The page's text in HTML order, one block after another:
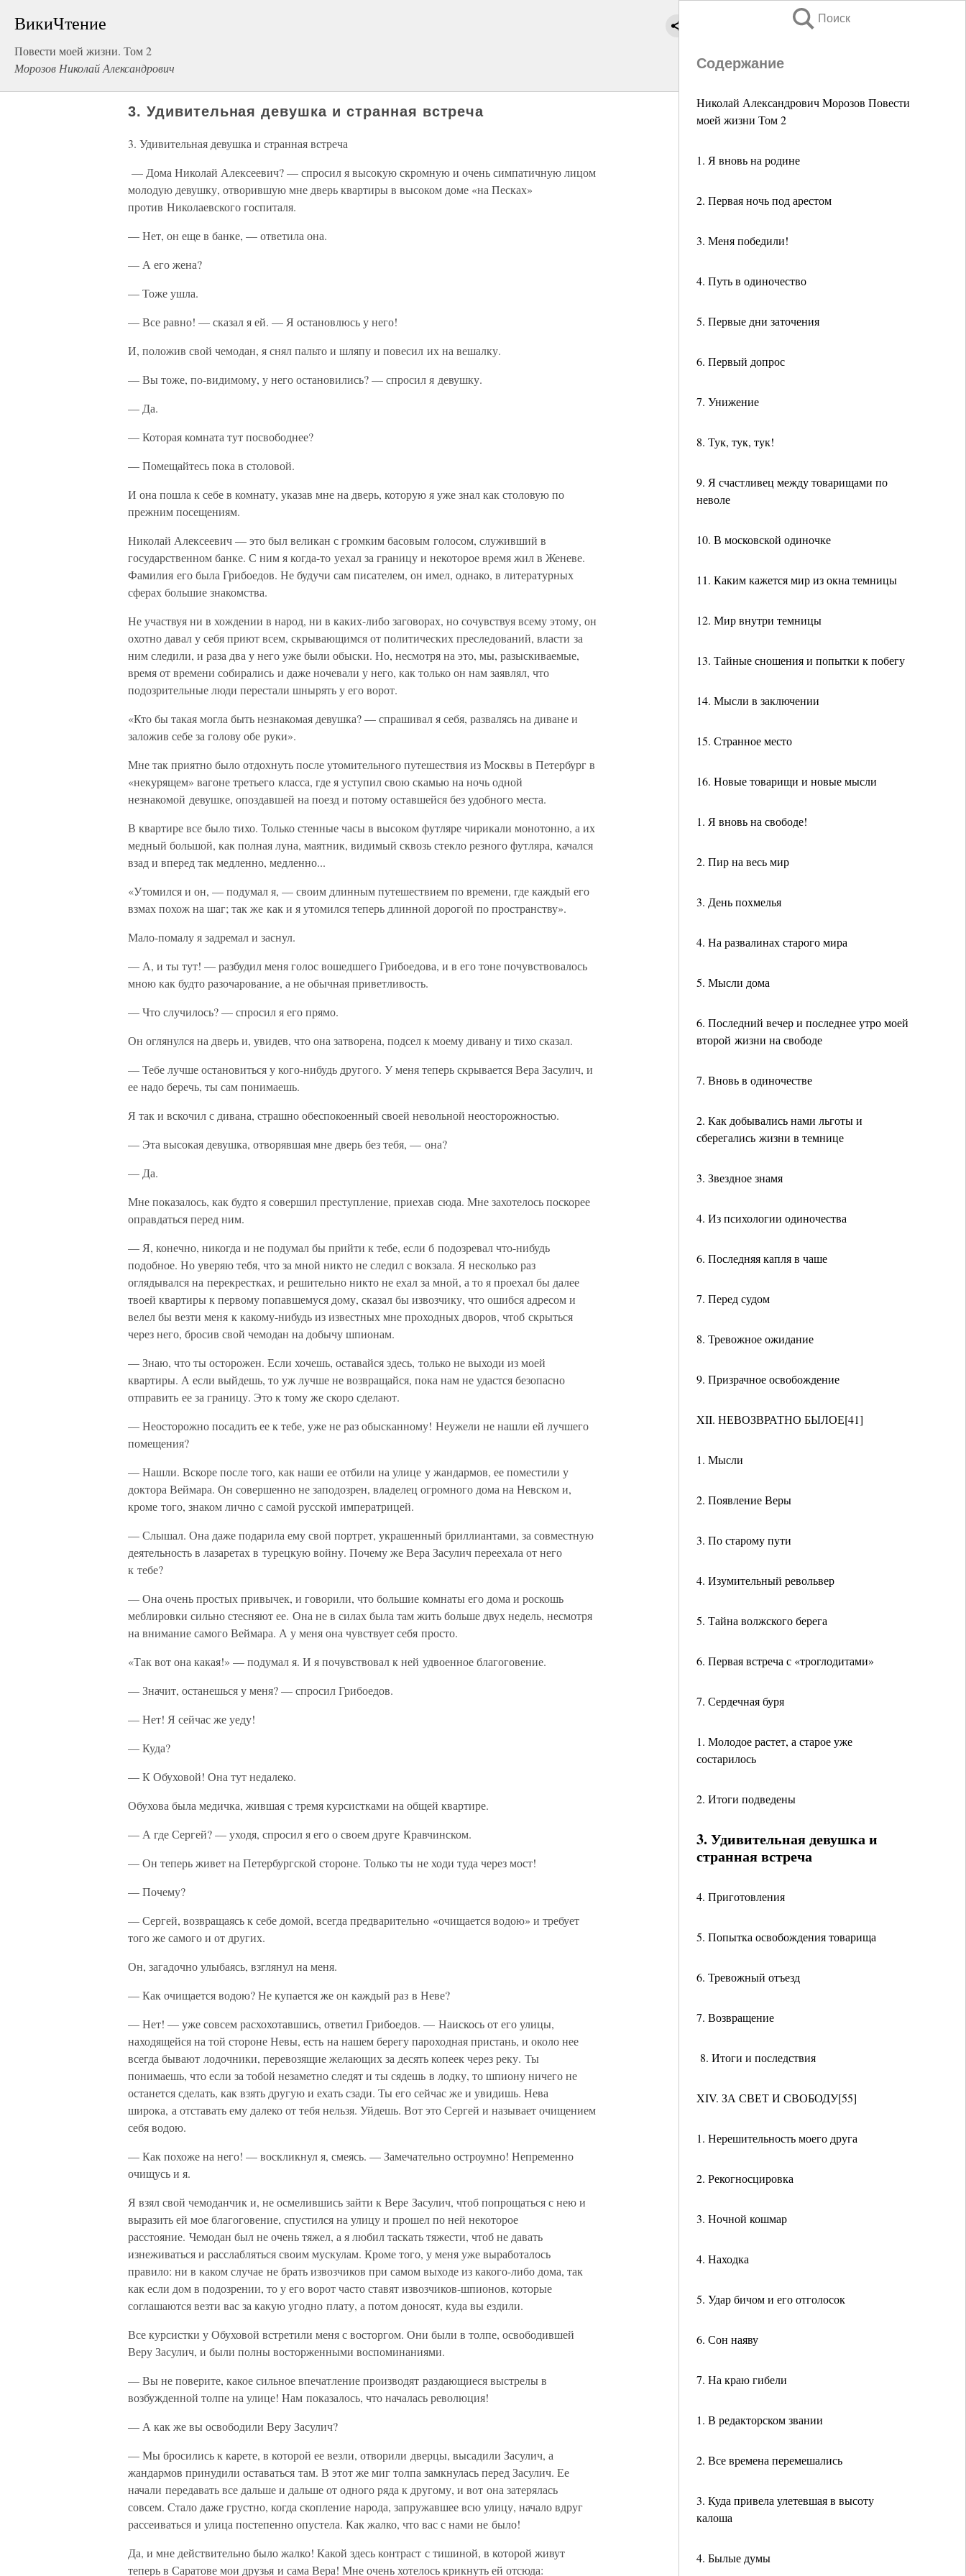
ВикиЧтение
Повести моей жизни. Том 2
Морозов Николай Александрович
Поиск
Содержание
Николай Александрович Морозов Повести
моей жизни Том 2
1. Я вновь на родине
2. Первая ночь под арестом
3. Меня победили!
4. Путь в одиночество
5. Первые дни заточения
6. Первый допрос
7. Унижение
8. Тук, тук, тук!
9. Я счастливец между товарищами по
неволе
10. В московской одиночке
11. Каким кажется мир из окна темницы
12. Мир внутри темницы
13. Тайные сношения и попытки к побегу
14. Мысли в заключении
15. Странное место
16. Новые товарищи и новые мысли
1. Я вновь на свободе!
2. Пир на весь мир
3. День похмелья
4. На развалинах старого мира
5. Мысли дома
6. Последний вечер и последнее утро моей
второй жизни на свободе
7. Вновь в одиночестве
2. Как добывались нами льготы и
сберегались жизни в темнице
3. Звездное знамя
4. Из психологии одиночества
6. Последняя капля в чаше
7. Перед судом
8. Тревожное ожидание
9. Призрачное освобождение
XII. НЕВОЗВРАТНО БЫЛОЕ[41]
1. Мысли
2. Появление Веры
3. По старому пути
4. Изумительный револьвер
5. Тайна волжского берега
6. Первая встреча с «троглодитами»
7. Сердечная буря
1. Молодое растет, а старое уже
состарилось
2. Итоги подведены
3. Удивительная девушка и
странная встреча
4. Приготовления
5. Попытка освобождения товарища
6. Тревожный отъезд
7. Возвращение
8. Итоги и последствия
XIV. ЗА СВЕТ И СВОБОДУ[55]
1. Нерешительность моего друга
2. Рекогносцировка
3. Ночной кошмар
4. Находка
5. Удар бичом и его отголосок
6. Сон наяву
7. На краю гибели
1. В редакторском звании
2. Все времена перемешались
3. Куда привела улетевшая в высоту
калоша
4. Былые думы
3. Удивительная девушка и странная встреча
3. Удивительная девушка и странная встреча
— Дома Николай Алексеевич? — спросил я высокую скромную и очень симпатичную лицом
молодую девушку, отворившую мне дверь квартиры в высоком доме «на Песках»
против Николаевского госпиталя.
— Нет, он еще в банке, — ответила она.
— А его жена?
— Тоже ушла.
— Все равно! — сказал я ей. — Я остановлюсь у него!
И, положив свой чемодан, я снял пальто и шляпу и повесил их на вешалку.
— Вы тоже, по-видимому, у него остановились? — спросил я девушку.
— Да.
— Которая комната тут посвободнее?
— Помещайтесь пока в столовой.
И она пошла к себе в комнату, указав мне на дверь, которую я уже знал как столовую по
прежним посещениям.
Николай Алексеевич — это был великан с громким басовым голосом, служивший в
государственном банке. С ним я когда-то уехал за границу и некоторое время жил в Женеве.
Фамилия его была Грибоедов. Не будучи сам писателем, он имел, однако, в литературных
сферах большие знакомства.
Не участвуя ни в хождении в народ, ни в каких-либо заговорах, но сочувствуя всему этому, он
охотно давал у себя приют всем, скрывающимся от политических преследований, власти за
ним следили, и раза два у него уже были обыски. Но, несмотря на это, мы, разыскиваемые,
время от времени собирались и даже ночевали у него, как только он нам заявлял, что
подозрительные люди перестали шнырять у его ворот.
«Кто бы такая могла быть незнакомая девушка? — спрашивал я себя, развалясь на диване и
заложив себе за голову обе руки».
Мне так приятно было отдохнуть после утомительного путешествия из Москвы в Петербург в
«некурящем» вагоне третьего класса, где я уступил свою скамью на ночь одной
незнакомой девушке, опоздавшей на поезд и потому оставшейся без удобного места.
В квартире все было тихо. Только стенные часы в высоком футляре чирикали монотонно, а их
медный большой, как полная луна, маятник, видимый сквозь стекло резного футляра, качался
взад и вперед так медленно, медленно...
«Утомился и он, — подумал я, — своим длинным путешествием по времени, где каждый его
взмах похож на шаг; так же как и я утомился теперь длинной дорогой по пространству».
Мало-помалу я задремал и заснул.
— А, и ты тут! — разбудил меня голос вошедшего Грибоедова, и в его тоне почувствовалось
мною как будто разочарование, а не обычная приветливость.
— Что случилось? — спросил я его прямо.
Он оглянулся на дверь и, увидев, что она затворена, подсел к моему дивану и тихо сказал.
— Тебе лучше остановиться у кого-нибудь другого. У меня теперь скрывается Вера Засулич, и
ее надо беречь, ты сам понимаешь.
Я так и вскочил с дивана, страшно обеспокоенный своей невольной неосторожностью.
— Эта высокая девушка, отворявшая мне дверь без тебя, — она?
— Да.
Мне показалось, как будто я совершил преступление, приехав сюда. Мне захотелось поскорее
оправдаться перед ним.
— Я, конечно, никогда и не подумал бы прийти к тебе, если б подозревал что-нибудь
подобное. Но уверяю тебя, что за мной никто не следил с вокзала. Я несколько раз
оглядывался на перекрестках, и решительно никто не ехал за мной, а то я проехал бы далее
твоей квартиры к первому попавшемуся дому, сказал бы извозчику, что ошибся адресом и
велел бы везти меня к какому-нибудь из известных мне проходных дворов, чтоб скрыться
через него, бросив свой чемодан на добычу шпионам.
— Знаю, что ты осторожен. Если хочешь, оставайся здесь, только не выходи из моей
квартиры. А если выйдешь, то уж лучше не возвращайся, пока нам не удастся безопасно
отправить ее за границу. Это к тому же скоро сделают.
— Неосторожно посадить ее к тебе, уже не раз обысканному! Неужели не нашли ей лучшего
помещения?
— Нашли. Вскоре после того, как наши ее отбили на улице у жандармов, ее поместили у
доктора Веймара. Он совершенно не заподозрен, владелец огромного дома на Невском и,
кроме того, знаком лично с самой русской императрицей.
— Слышал. Она даже подарила ему свой портрет, украшенный бриллиантами, за совместную
деятельность в лазаретах в турецкую войну. Почему же Вера Засулич переехала от него
к тебе?
— Она очень простых привычек, и говорили, что большие комнаты его дома и роскошь
меблировки сильно стесняют ее. Она не в силах была там жить больше двух недель, несмотря
на внимание самого Веймара. А у меня она чувствует себя просто.
«Так вот она какая!» — подумал я. И я почувствовал к ней удвоенное благоговение.
— Значит, останешься у меня? — спросил Грибоедов.
— Нет! Я сейчас же уеду!
— Куда?
— К Обуховой! Она тут недалеко.
Обухова была медичка, жившая с тремя курсистками на общей квартире.
— А где Сергей? — уходя, спросил я его о своем друге Кравчинском.
— Он теперь живет на Петербургской стороне. Только ты не ходи туда через мост!
— Почему?
— Сергей, возвращаясь к себе домой, всегда предварительно «очищается водою» и требует
того же самого и от других.
Он, загадочно улыбаясь, взглянул на меня.
— Как очищается водою? Не купается же он каждый раз в Неве?
— Нет! — уже совсем расхохотавшись, ответил Грибоедов. — Наискось от его улицы,
находящейся на той стороне Невы, есть на нашем берегу пароходная пристань, и около нее
всегда бывают лодочники, перевозящие желающих за десять копеек через реку. Ты
понимаешь, что если за тобой незаметно следят и ты сядешь в лодку, то шпиону ничего не
останется сделать, как взять другую и ехать сзади. Ты его сейчас же и увидишь. Нева
широка, а отставать ему далеко от тебя нельзя. Уйдешь. Вот это Сергей и называет очищением
себя водою.
— Как похоже на него! — воскликнул я, смеясь. — Замечательно остроумно! Непременно
очищусь и я.
Я взял свой чемоданчик и, не осмелившись зайти к Вере Засулич, чтоб попрощаться с нею и
выразить ей мое благоговение, спустился на улицу и прошел по ней некоторое
расстояние. Чемодан был не очень тяжел, а я любил таскать тяжести, чтоб не давать
изнеживаться и расслабляться своим мускулам. Кроме того, у меня уже выработалось
правило: ни в каком случае не брать извозчиков при самом выходе из какого-либо дома, так
как если дом в подозрении, то у его ворот часто ставят извозчиков-шпионов, которые
соглашаются везти вас за какую угодно плату, а потом доносят, куда вы ездили.
Все курсистки у Обуховой встретили меня с восторгом. Они были в толпе, освободившей
Веру Засулич, и были полны восторженными воспоминаниями.
— Вы не поверите, какое сильное впечатление производят раздающиеся выстрелы в
возбужденной толпе на улице! Нам показалось, что началась революция!
— А как же вы освободили Веру Засулич?
— Мы бросились к карете, в которой ее везли, отворили дверцы, высадили Засулич, а
жандармов принудили оставаться там. В этот же миг толпа замкнулась перед Засулич. Ее
начали передавать все дальше и дальше от одного ряда к другому, и вот она затерялась
совсем. Стало даже грустно, когда скопление народа, запружавшее всю улицу, начало вдруг
рассеиваться и улица постепенно опустела. Как жалко, что вас с нами не было!
Да, и мне действительно было жалко! Какой здесь контраст с тишиной, в которой живут
теперь в Саратове мои друзья и сама Вера! Мне очень хотелось крикнуть ей отсюда: